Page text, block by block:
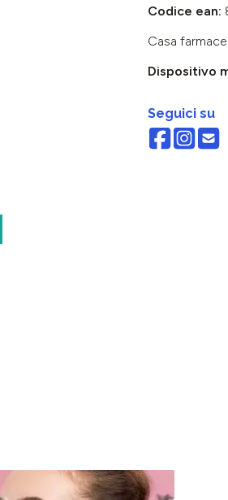
Codice ean:
Casa
Dispositivo
Seguici su